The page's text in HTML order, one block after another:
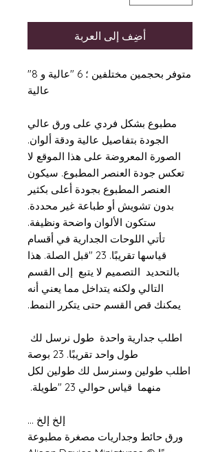
أضِف إلى العربة
متوفر بحجمين مختلفين ؛ 6 "عالية و 8"
عالية
مطبوع بشكل فردي على ورق عالي
الجودة بتفاصيل عالية ودقة ألوان.
الصورة المعروضة على هذا الموقع لا
تعكس جودة العنصر المطبوع. سيكون
العنصر المطبوع بجودة أعلى بكثير
بدون تشويش أو طباعة غير محددة.
ستكون الألوان واضحة ونظيفة.
تأتي اللوحات الجدارية في أقسام
قياسها تقريبًا. 23 "قبل الصلة. هذا
بالتحديد التصميم لا يتبع إلى القسم
التالي ولكنه يتداخل مما يعني أنه
يمكنك قص القسم حتى يتكرر النمط.
اطلب جدارية واحدة طول نرسل لك
طول واحد تقريبًا. 23 بوصة
اطلب طولين وسنرسل لك طولين لكل
منهما قياس حوالي 23 "طويلة.
إلخ إلخ ...
ورق حائط وجداريات مصغرة مطبوعة